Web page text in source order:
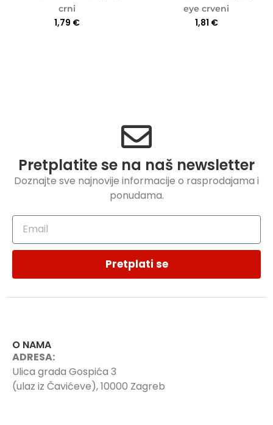
crni
1,79 €
eye crveni
1,81 €
Pretplatite se na naš newsletter
Doznajte sve najnovije informacije o rasprodajama i
ponudama.
Pretplati se
O NAMA
ADRESA:
Ulica grada Gospića 3
(ulaz iz Čavićeve), 10000 Zagreb